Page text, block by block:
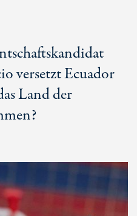
versetzt Ecuador
Land der